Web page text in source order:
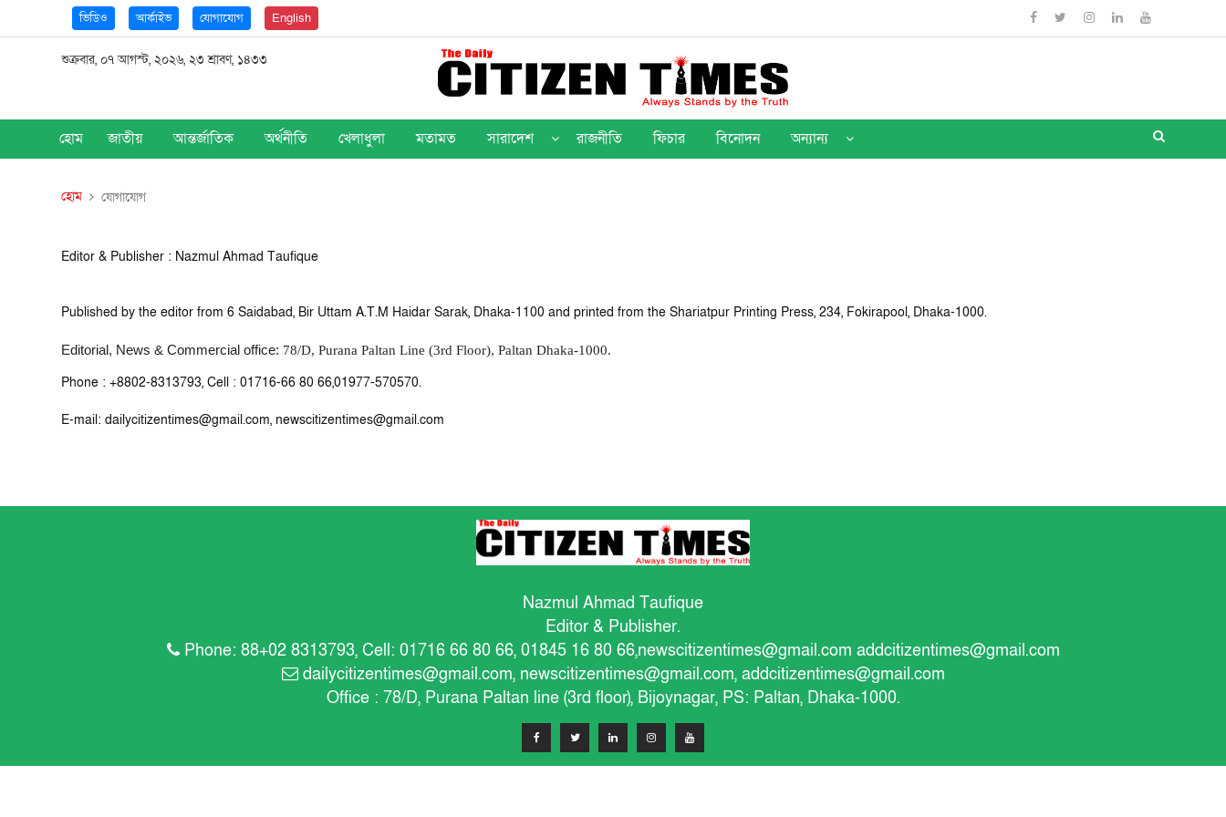
ভিডিও আর্কাইভ যোগাযোগ English
শুক্রবার, ০৭ আগস্ট, ২০২৬, ২৩ শ্রাবণ, ১৪৩৩
হোম জাতীয় আন্তর্জাতিক অর্থনীতি খেলাধুলা মতামত সারাদেশ রাজনীতি ফিচার বিনোদন অন্যান্য
হোম যোগাযোগ
Editor & Publisher : Nazmul Ahmad Taufique
Published by the editor from 6 Saidabad, Bir Uttam A.T.M Haidar Sarak, Dhaka-1100 and printed from the Shariatpur Printing Press, 234, Fokirapool, Dhaka-1000.
Editorial, News & Commercial office: 78/D, Purana Paltan Line (3rd Floor), Paltan Dhaka-1000.
Phone : +8802-8313793, Cell : 01716-66 80 66,01977-570570.
E-mail: dailycitizentimes@gmail.com, newscitizentimes@gmail.com
Nazmul Ahmad Taufique
Editor & Publisher.
Phone: 88+02 8313793, Cell: 01716 66 80 66, 01845 16 80 66,newscitizentimes@gmail.com addcitizentimes@gmail.com
dailycitizentimes@gmail.com, newscitizentimes@gmail.com, addcitizentimes@gmail.com
Office : 78/D, Purana Paltan line (3rd floor), Bijoynagar, PS: Paltan, Dhaka-1000.